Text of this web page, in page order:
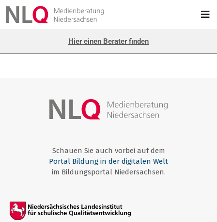
Hier einen Berater finden
Schauen Sie auch vorbei auf dem
Portal Bildung in der digitalen Welt
im Bildungsportal Niedersachsen.